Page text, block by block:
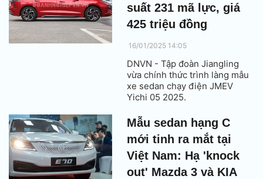
suất 231 mã lực, giá
425 triệu đồng
16/01/2025 14:05
DNVN - Tập đoàn Jiangling
vừa chính thức trình làng mẫu
xe sedan chạy điện JMEV
Yichi 05 2025.
Mẫu sedan hạng C
mới tinh ra mắt tại
Việt Nam: Hạ 'knock
out' Mazda 3 và KIA